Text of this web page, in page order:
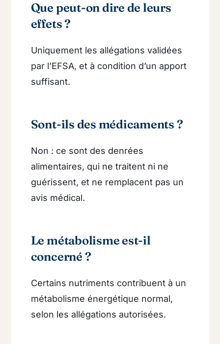
Que peut-on dire de leurs
effets ?
Uniquement les allégations validées
par l’EFSA, et à condition d’un apport
suffisant.
Sont-ils des médicaments ?
Non : ce sont des denrées
alimentaires, qui ne traitent ni ne
guérissent, et ne remplacent pas un
avis médical.
Le métabolisme est-il
concerné ?
Certains nutriments contribuent à un
métabolisme énergétique normal,
selon les allégations autorisées.